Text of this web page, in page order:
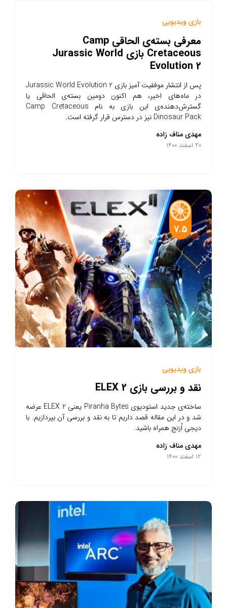
بازی ویدیویی
معرفی بسته‌ی الحاقی Camp
Cretaceous بازی Jurassic World
Evolution 2
پس از انتشار موفقیت آمیز بازی Jurassic World Evolution 2
در ماه‌های اخیر، هم اکنون دومین بسته‌ی الحاقی یا
گسترش‌دهنده‌ی این بازی به نام Camp Cretaceous
Dinosaur Pack نیز در دسترس قرار گرفته است.
مهدی مناف زاده
20 اسفند 1400
7.5
بازی ویدیویی
نقد و بررسی بازی ELEX 2
ساخته‌ی جدید استودیوی Piranha Bytes یعنی ELEX 2 عرضه
شد و در این مقاله قصد داریم تا به نقد و بررسی آن بپردازیم. با
دیجی اُرَنج همراه باشید.
مهدی مناف زاده
12 اسفند 1400